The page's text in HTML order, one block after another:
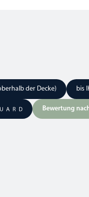
der Decke) bis
Bewertung